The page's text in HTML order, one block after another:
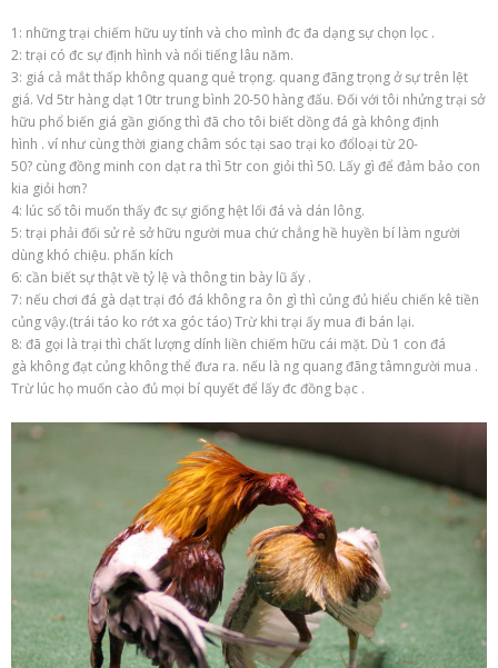
1: những trại chiếm hữu uy tính và cho mình đcđa dạng sự chọn lọc .
2: trại có đc sựđịnh hình và nổi tiếng lâu năm.
3: giá cả mắtthấp không quang quẻ trọng. quang đãngtrọng ở sự trên lệt
giá. Vd 5tr hàng dạt 10trtrung bình 20-50 hàng đấu. Đối với tôi nhửng trại sở
hữu phổ biến giá gần giốngthì đã cho tôi biết dồngđá gà khôngđịnh
hình . ví như cùngthời giang châm sóc tại sao trại ko đổloại từ20-
50? cùngđồng minh con dạt ra thì 5tr con giỏi thì 50. Lấy gì để đảm bảo con
kia giỏi hơn?
4: lúc sổ tôi muốn thấy đc sự giống hệt lối đá và dán lông.
5: trại phải đối sử rẻ sở hữu người mua chứ chẳng hề huyền bí làm người
dùng khó chiệu. phấn kích
6: cần biết sự thậtvề tỷ lệ và thông tin bày lũấy .
7: nếu chơi đá gà dạt trại đó đá không ra ôn gì thì củng đủ hiểu chiến kê tiền
củng vậy.(trái táo ko rớt xa góc táo) Trừ khi trại ấy mua đi bán lại.
8: đã gọi là trại thì chất lượng dính liền chiếm hữu cái mặt. Dù 1 con đá
gà khôngđạt củng khôngthể đưa ra. nếu là ng quang đãngtâmngười mua .
Trừ lúc họ muốn cào đủ mọi bí quyếtđể lấy đcđồng bạc .